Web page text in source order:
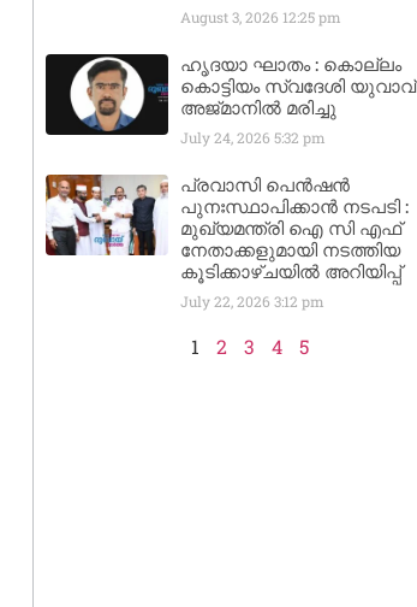
August 3, 2026 12:25 pm
ഹൃദയാ ഘാതം : കൊല്ലം
കൊട്ടിയം സ്വദേശി യുവാവ്
അജ്മാനിൽ മരിച്ചു
July 24, 2026 5:32 pm
പ്രവാസി പെൻഷൻ
പുനഃസ്ഥാപിക്കാൻ നടപടി :
മുഖ്യമന്ത്രി ഐ സി എഫ്
നേതാക്കളുമായി നടത്തിയ
കൂടിക്കാഴ്ചയിൽ അറിയിപ്പ്
July 22, 2026 3:12 pm
1 2 3 4 5